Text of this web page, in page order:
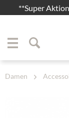
**Super
Damen